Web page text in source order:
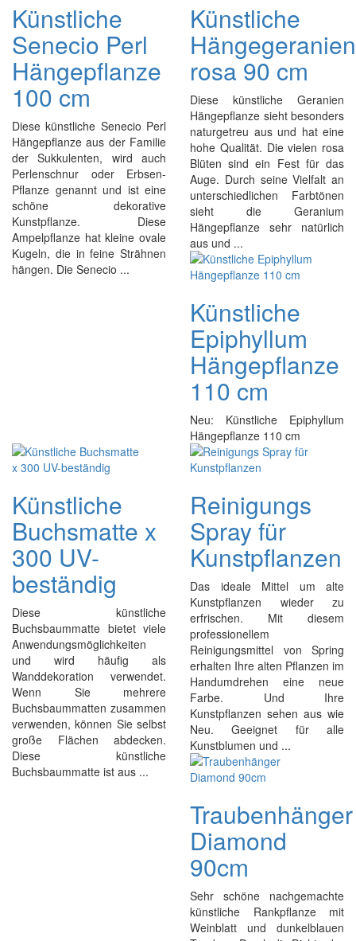
Künstliche
Senecio Perl
Hängepflanze
100 cm
Diese künstliche Senecio Perl
Hängepflanze aus der Familie
der Sukkulenten, wird auch
Perlenschnur oder Erbsen-
Pflanze genannt und ist eine
schöne dekorative
Kunstpflanze. Diese
Ampelpflanze hat kleine ovale
Kugeln, die in feine Strähnen
hängen. Die Senecio ...
Künstliche
Hängegeranien
rosa 90 cm
Diese künstliche Geranien
Hängepflanze sieht besonders
naturgetreu aus und hat eine
hohe Qualität. Die vielen rosa
Blüten sind ein Fest für das
Auge. Durch seine Vielfalt an
unterschiedlichen Farbtönen
sieht die Geranium
Hängepflanze sehr natürlich
aus und ...
Künstliche
Epiphyllum
Hängepflanze
110 cm
Neu: Künstliche Epiphyllum
Hängepflanze 110 cm
Künstliche
Buchsmatte x
300 UV-
beständig
Diese künstliche
Buchsbaummatte bietet viele
Anwendungsmöglichkeiten
und wird häufig als
Wanddekoration verwendet.
Wenn Sie mehrere
Buchsbaummatten zusammen
verwenden, können Sie selbst
große Flächen abdecken.
Diese künstliche
Buchsbaummatte ist aus ...
Reinigungs
Spray für
Kunstpflanzen
Das ideale Mittel um alte
Kunstpflanzen wieder zu
erfrischen. Mit diesem
professionellem
Reinigungsmittel von Spring
erhalten Ihre alten Pflanzen im
Handumdrehen eine neue
Farbe. Und Ihre
Kunstpflanzen sehen aus wie
Neu. Geeignet für alle
Kunstblumen und ...
Traubenhänger
Diamond
90cm
Sehr schöne nachgemachte
künstliche Rankpflanze mit
Weinblatt und dunkelblauen